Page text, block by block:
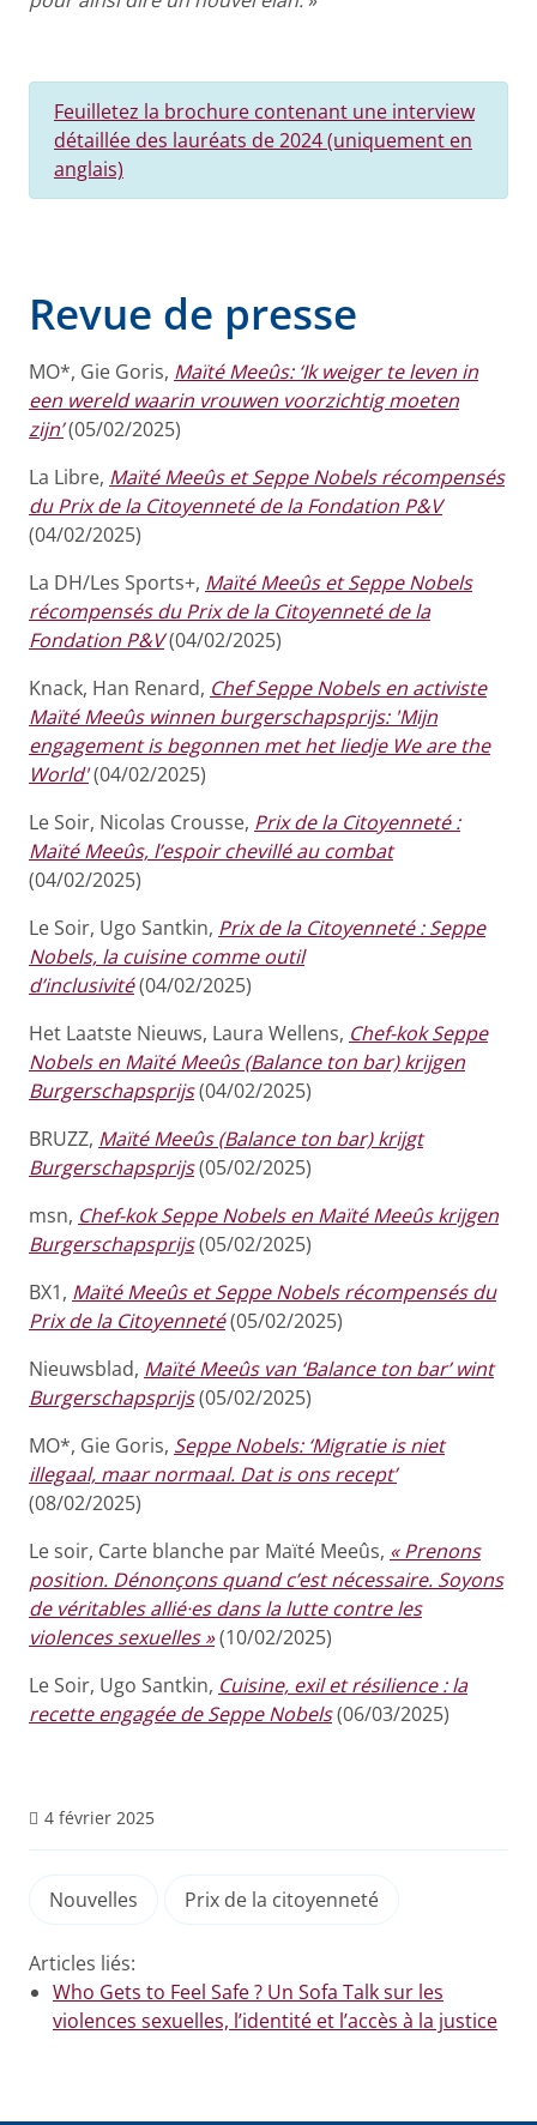
Feuilletez la brochure contenant une interview
détaillée des lauréats de 2024 (uniquement en
anglais)
Revue de presse
MO*, Gie Goris, Maïté Meeûs: ‘Ik weiger te leven in
een wereld waarin vrouwen voorzichtig moeten
zijn’(05/02/2025)
La Libre, Maïté Meeûs et Seppe Nobels récompensés
du Prix de la Citoyenneté de la Fondation P&V
(04/02/2025)
La DH/Les Sports+, Maïté Meeûs et Seppe Nobels
récompensés du Prix de la Citoyenneté de la
Fondation P&V(04/02/2025)
Knack, Han Renard, Chef Seppe Nobels en activiste
Maïté Meeûs winnen burgerschapsprijs: 'Mijn
engagement is begonnen met het liedje We are the
World'(04/02/2025)
Le Soir, Nicolas Crousse, Prix de la Citoyenneté :
Maïté Meeûs, l’espoir chevillé au combat
(04/02/2025)
Le Soir, Ugo Santkin, Prix de la Citoyenneté : Seppe
Nobels, la cuisine comme outil
d’inclusivité(04/02/2025)
Het Laatste Nieuws, Laura Wellens, Chef-kok Seppe
Nobels en Maïté Meeûs (Balance ton bar) krijgen
Burgerschapsprijs(04/02/2025)
BRUZZ, Maïté Meeûs (Balance ton bar) krijgt
Burgerschapsprijs(05/02/2025)
msn, Chef-kok Seppe Nobels en Maïté Meeûs krijgen
Burgerschapsprijs(05/02/2025)
BX1, Maïté Meeûs et Seppe Nobels récompensés du
Prix de la Citoyenneté(05/02/2025)
Nieuwsblad, Maïté Meeûs van ‘Balance ton bar’ wint
Burgerschapsprijs(05/02/2025)
MO*, Gie Goris, Seppe Nobels: ‘Migratie is niet
illegaal, maar normaal. Dat is ons recept’
(08/02/2025)
Le soir, Carte blanche par Maïté Meeûs, « Prenons
position. Dénonçons quand c’est nécessaire. Soyons
de véritables allié·es dans la lutte contre les
violences sexuelles »(10/02/2025)
Le Soir, Ugo Santkin, Cuisine, exil et résilience : la
recette engagée de Seppe Nobels(06/03/2025)
4 février 2025
Nouvelles Prix de la citoyenneté
Articles liés:
Who Gets to Feel Safe ? Un Sofa Talk sur les
violences sexuelles, l’identité et l’accès à la justice